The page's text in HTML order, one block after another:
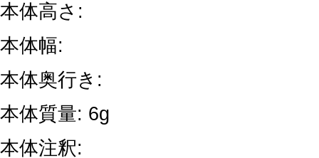
本体高さ:
本体幅:
本体奥行き:
本体質量: 6g
本体注釈: